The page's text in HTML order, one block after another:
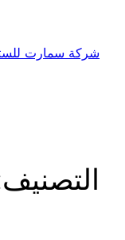
المحتوى
شركة سمارت